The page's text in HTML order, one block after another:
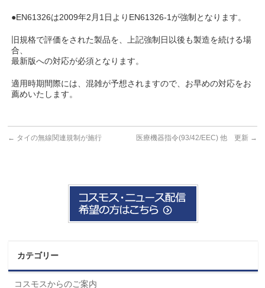
●EN61326は2009年2月1日よりEN61326-1が強制となります。
旧規格で評価をされた製品を、上記強制日以後も製造を続ける場
合、
最新版への対応が必須となります。
適用時期間際には、混雑が予想されますので、お早めの対応をお
薦めいたします。
← タイの無線関連規制が施行 医療機器指令(93/42/EEC) 他 更新 →
カテゴリー
コスモスからのご案内